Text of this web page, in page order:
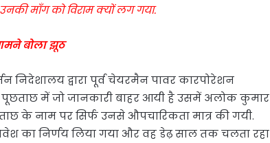
माँग को विराम क्यों लग गया.
बोला झूठ
द्वारा पूर्व चेयरमैन पावर कारपोरेशन
में जो जानकारी बाहर आयी है उसमें अलोक कुमार
के नाम पर सिर्फ उनसे औपचारिकता मात्र की गयी.
का निर्णय लिया गया और वह डेढ़ साल तक चलता रहा